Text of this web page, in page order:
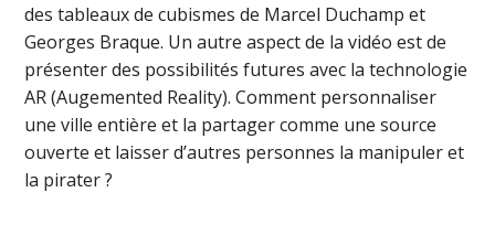
des tableaux de cubismes de Marcel Duchamp et
Georges Braque. Un autre aspect de la vidéo est de
présenter des possibilités futures avec la technologie
AR (Augemented Reality). Comment personnaliser
une ville entière et la partager comme une source
ouverte et laisser d’autres personnes la manipuler et
la pirater ?